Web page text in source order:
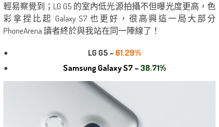
輕易察覺到；LG G5 的室內低光源拍攝不但曝光度更高，色
彩拿捏比起 Galaxy S7 也更好，很高興這一局大部分
PhoneArena 讀者終於與我站在同一陣線了！
LG G5 – 61.29%
Samsung Galaxy S7 – 38.71%